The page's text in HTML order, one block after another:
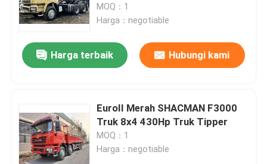
MOQ：1
Harga：negotiable
Harga terbaik Hubungi kami
EuroII Merah SHACMAN F3000
Truk 8x4 430Hp Truk Tipper
MOQ：1
Harga：negotiable